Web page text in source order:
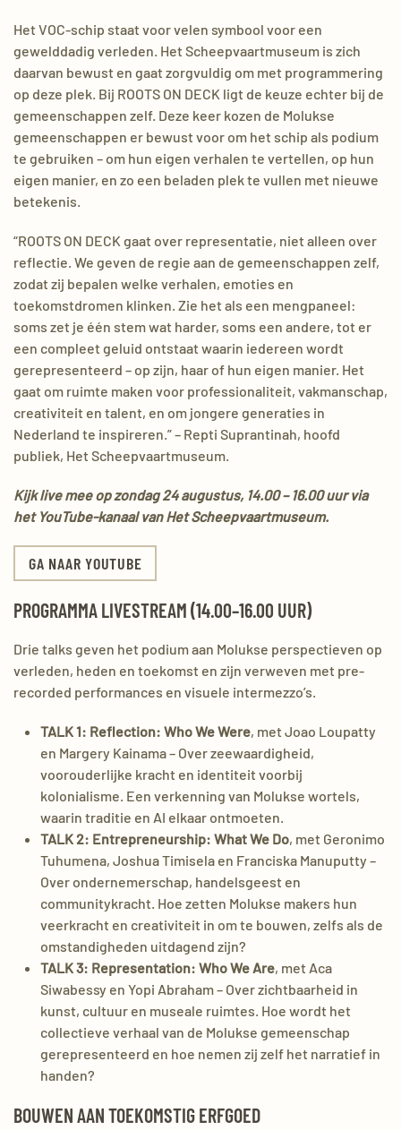
Het VOC-schip staat voor velen symbool voor een
gewelddadig verleden. Het Scheepvaartmuseum is zich
daarvan bewust en gaat zorgvuldig om met programmering
op deze plek. Bij ROOTS ON DECK ligt de keuze echter bij de
gemeenschappen zelf. Deze keer kozen de Molukse
gemeenschappen er bewust voor om het schip als podium
te gebruiken – om hun eigen verhalen te vertellen, op hun
eigen manier, en zo een beladen plek te vullen met nieuwe
betekenis.
“ROOTS ON DECK gaat over representatie, niet alleen over
reflectie. We geven de regie aan de gemeenschappen zelf,
zodat zij bepalen welke verhalen, emoties en
toekomstdromen klinken. Zie het als een mengpaneel:
soms zet je één stem wat harder, soms een andere, tot er
een compleet geluid ontstaat waarin iedereen wordt
gerepresenteerd – op zijn, haar of hun eigen manier. Het
gaat om ruimte maken voor professionaliteit, vakmanschap,
creativiteit en talent, en om jongere generaties in
Nederland te inspireren.” – Repti Suprantinah, hoofd
publiek, Het Scheepvaartmuseum.
Kijk live mee op zondag 24 augustus, 14.00 – 16.00 uur via
het YouTube-kanaal van Het Scheepvaartmuseum.
GA NAAR YOUTUBE
PROGRAMMA LIVESTREAM (14.00–16.00 UUR)
Drie talks geven het podium aan Molukse perspectieven op
verleden, heden en toekomst en zijn verweven met pre-
recorded performances en visuele intermezzo’s.
TALK 1: Reflection: Who We Were, met Joao Loupatty
en Margery Kainama – Over zeewaardigheid,
voorouderlijke kracht en identiteit voorbij
kolonialisme. Een verkenning van Molukse wortels,
waarin traditie en AI elkaar ontmoeten.
TALK 2: Entrepreneurship: What We Do, met Geronimo
Tuhumena, Joshua Timisela en Franciska Manuputty –
Over ondernemerschap, handelsgeest en
communitykracht. Hoe zetten Molukse makers hun
veerkracht en creativiteit in om te bouwen, zelfs als de
omstandigheden uitdagend zijn?
TALK 3: Representation: Who We Are, met Aca
Siwabessy en Yopi Abraham – Over zichtbaarheid in
kunst, cultuur en museale ruimtes. Hoe wordt het
collectieve verhaal van de Molukse gemeenschap
gerepresenteerd en hoe nemen zij zelf het narratief in
handen?
BOUWEN AAN TOEKOMSTIG ERFGOED